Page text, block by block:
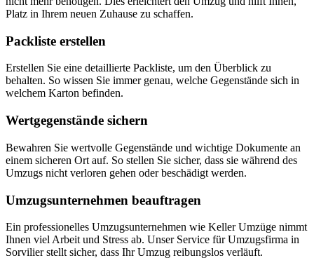
Platz in Ihrem neuen Zuhause zu schaffen.
Packliste erstellen
Erstellen Sie eine detaillierte Packliste, um den Überblick zu
behalten. So wissen Sie immer genau, welche Gegenstände sich in
welchem Karton befinden.
Wertgegenstände sichern
Bewahren Sie wertvolle Gegenstände und wichtige Dokumente an
einem sicheren Ort auf. So stellen Sie sicher, dass sie während des
Umzugs nicht verloren gehen oder beschädigt werden.
Umzugsunternehmen beauftragen
Ein professionelles Umzugsunternehmen wie Keller Umzüge nimmt
Ihnen viel Arbeit und Stress ab. Unser Service für Umzugsfirma in
Sorvilier stellt sicher, dass Ihr Umzug reibungslos verläuft.